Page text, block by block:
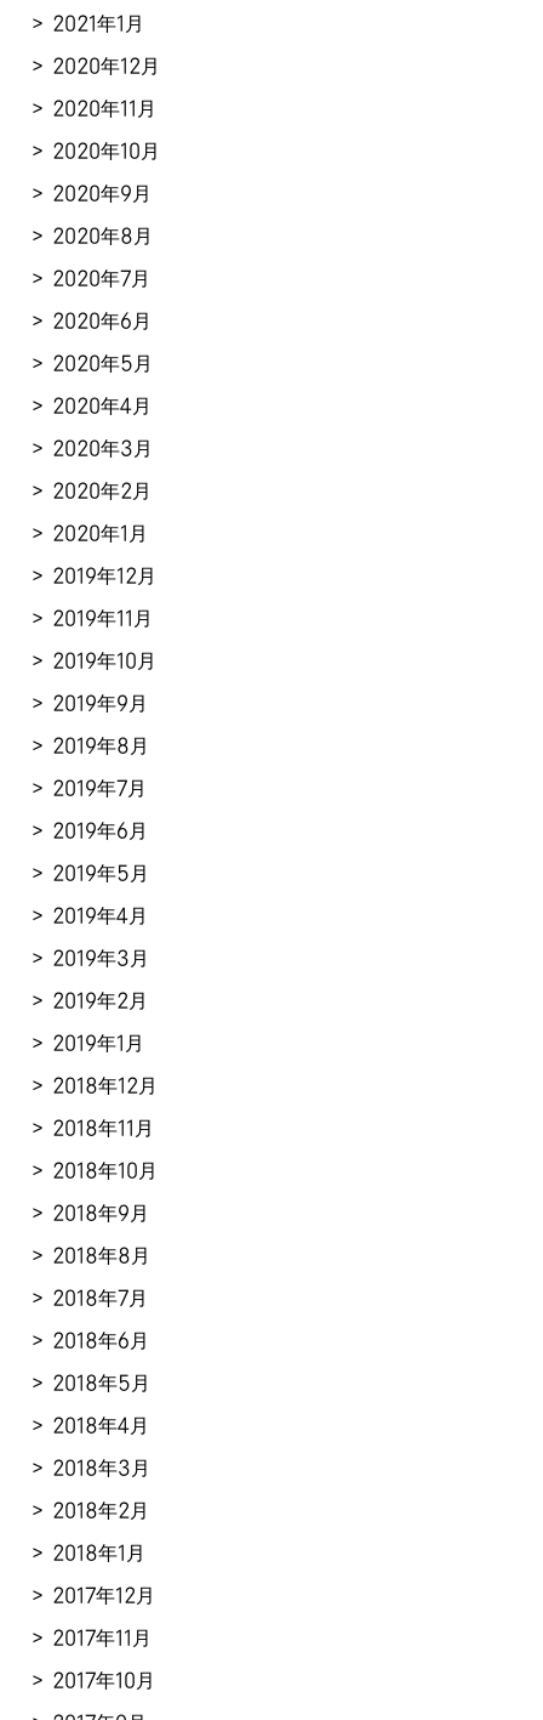
2021年1月
2020年12月
2020年11月
2020年10月
2020年9月
2020年8月
2020年7月
2020年6月
2020年5月
2020年4月
2020年3月
2020年2月
2020年1月
2019年12月
2019年11月
2019年10月
2019年9月
2019年8月
2019年7月
2019年6月
2019年5月
2019年4月
2019年3月
2019年2月
2019年1月
2018年12月
2018年11月
2018年10月
2018年9月
2018年8月
2018年7月
2018年6月
2018年5月
2018年4月
2018年3月
2018年2月
2018年1月
2017年12月
2017年11月
2017年10月